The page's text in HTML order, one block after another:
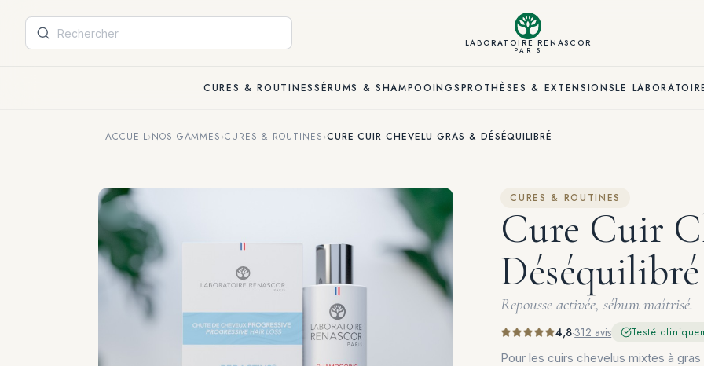
LABORATOIRE RENASCOR
PARIS
CURES & ROUTINESSÉRUMS & SHAMPOOINGSPROTHÈSES & EXTENSIONSLE
ACCUEIL›NOS GAMMES›CURES & ROUTINES›CURE CUIR CHEVELU GRAS & DÉSÉQUILIBRÉ
CURES & ROUTINES
Cure Cuir
Déséquilibré
Repousse activée, sébum maîtrisé.
4,8·312 avis Testé
Pour les cuirs chevelus mixtes à